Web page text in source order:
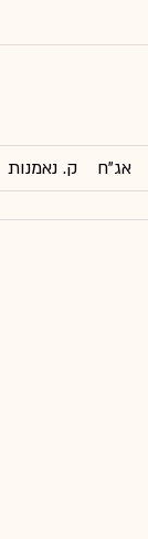
אג"ח ק. נאמנות